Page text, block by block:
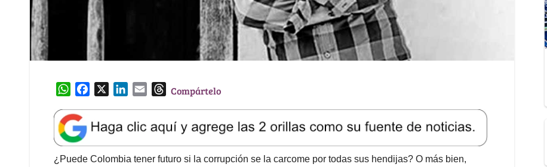
W
a
t
s
A
e
b
o
k
e
d
l
T
e
a
d
Compártelo
¿Puede Colombia tener futuro si la corrupción se la carcome por todas sus hendijas? O más bien,